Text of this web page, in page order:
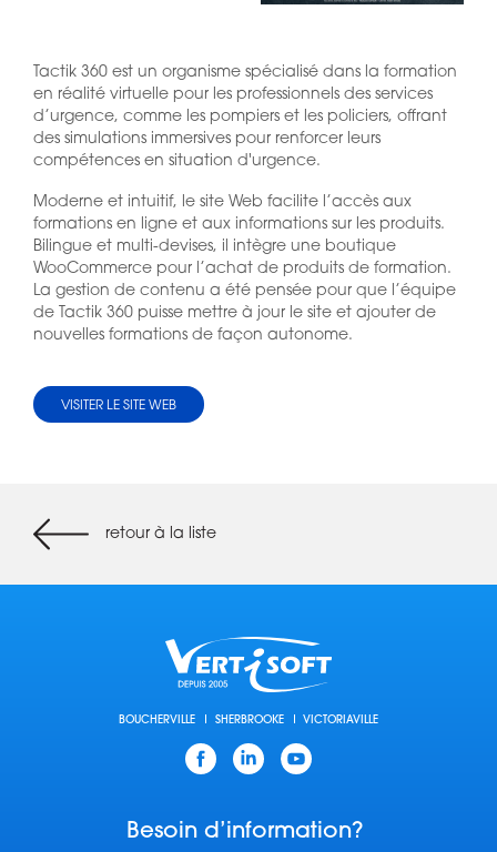
Tactik 360 est un organisme spécialisé dans la formation
en réalité virtuelle pour les professionnels des services
d’urgence, comme les pompiers et les policiers, offrant
des simulations immersives pour renforcer leurs
compétences en situation d'urgence.
Moderne et intuitif, le site Web facilite l’accès aux
formations en ligne et aux informations sur les produits.
Bilingue et multi-devises, il intègre une boutique
WooCommerce pour l’achat de produits de formation.
La gestion de contenu a été pensée pour que l’équipe
de Tactik 360 puisse mettre à jour le site et ajouter de
nouvelles formations de façon autonome.
VISITER LE SITE WEB
retour à la liste
BOUCHERVILLE SHERBROOKE VICTORIAVILLE
Facebook
LinkedinYouTube
Besoin d’information?